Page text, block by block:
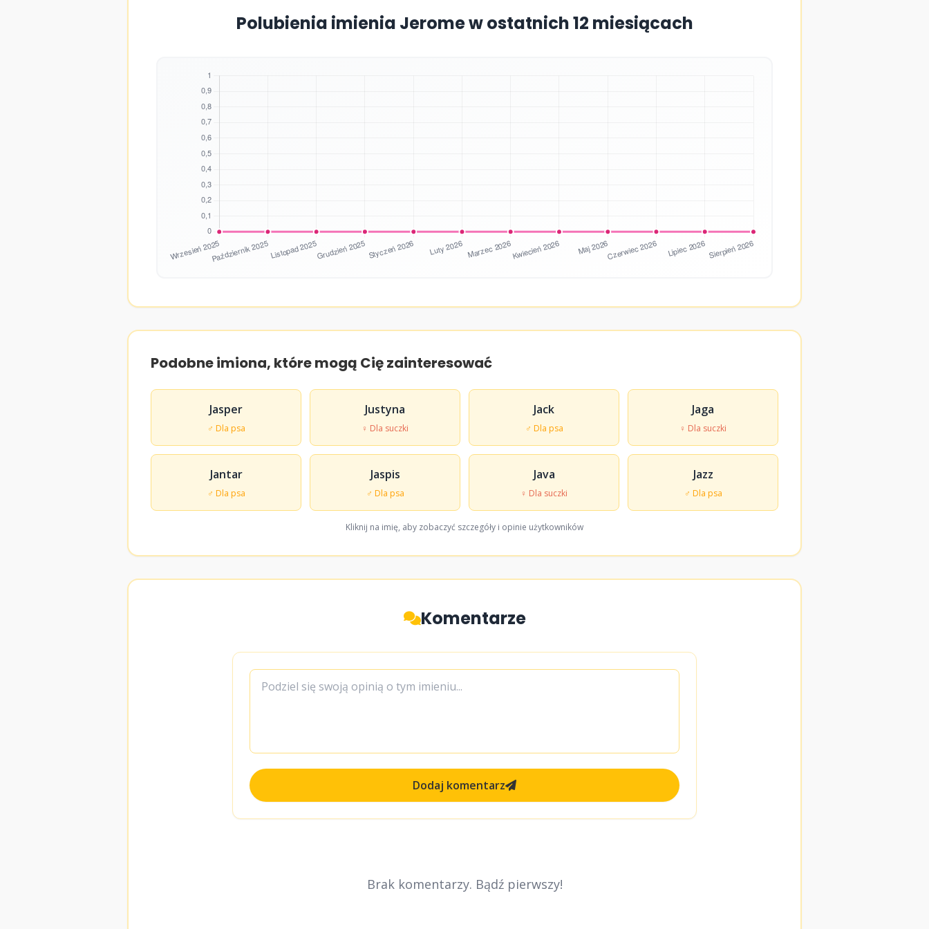
Polubienia imienia Jerome w ostatnich 12 miesiącach
Podobne imiona, które mogą Cię zainteresować
Jasper
♂ Dla psa
Justyna
♀ Dla suczki
Jack
♂ Dla psa
Jaga
♀ Dla suczki
Jantar
♂ Dla psa
Jaspis
♂ Dla psa
Java
♀ Dla suczki
Jazz
♂ Dla psa
Kliknij na imię, aby zobaczyć szczegóły i opinie użytkowników
Komentarze
Dodaj komentarz
Brak komentarzy. Bądź pierwszy!